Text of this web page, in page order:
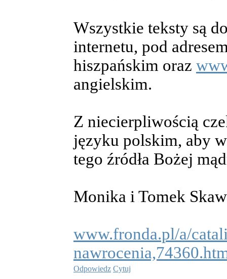
Wszystkie teksty są
internetu, pod
hiszpańskim oraz
angielskim.
Z niecierpliwością
języku polskim, aby
tego źródła Bożej
Monika i Tomek
www.fronda.pl/a/
Odpowiedz Cytuj